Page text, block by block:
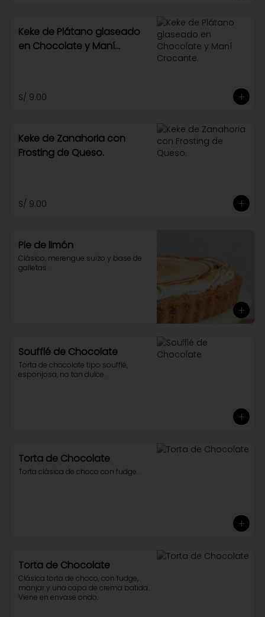
Keke de Plátano glaseado
en Chocolate y Maní
S/ 9.00
Keke de Zanahoria con
Frosting de Queso.
S/ 9.00
Pie de limón
Clásico, merengue suizo y base de
galletas .
Soufflé de Chocolate
Torta de chocolate tipo soufflé,
esponjosa, no tan dulce.
Torta de Chocolate
Torta clásica de choco con fudge. .
Torta de Chocolate
Clásica torta de choco, con fudge,
manjar y una capa de crema batida.
Viene en envase ondo.